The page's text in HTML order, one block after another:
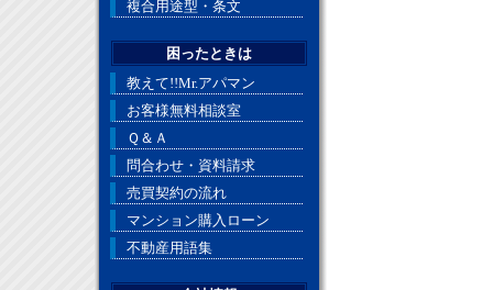
複合用途型・条文
困ったときは
教えて!!Mr.アパマン
お客様無料相談室
Ｑ＆Ａ
問合わせ・資料請求
売買契約の流れ
マンション購入ローン
不動産用語集